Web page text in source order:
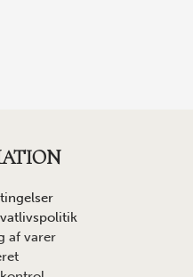
af varer